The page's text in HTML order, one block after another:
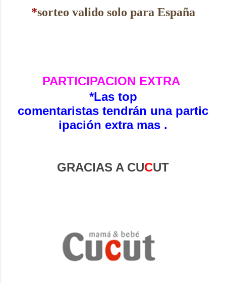
*sorteo valido solo para España
PARTICIPACION EXTRA
*Las top
comentaristas tendrán una partic
ipación extra mas .
GRACIAS A CUCUT